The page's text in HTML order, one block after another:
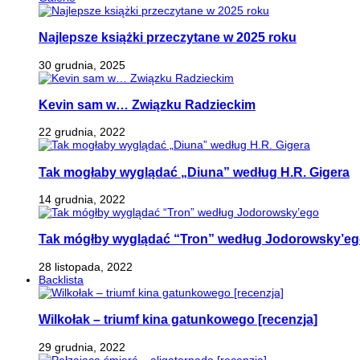
Najlepsze książki przeczytane w 2025 roku
30 grudnia, 2025
Kevin sam w… Związku Radzieckim
22 grudnia, 2022
Tak mogłaby wyglądać „Diuna” według H.R. Gigera
14 grudnia, 2022
Tak mógłby wyglądać “Tron” według
28 listopada, 2022
Backlista
Wilkołak – triumf kina gatunkowego [recenzja]
29 grudnia, 2022